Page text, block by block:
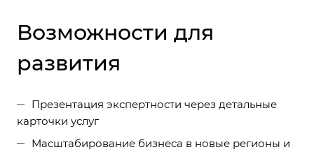
Возможности для
развития
Презентация экспертности через детальные
карточки услуг
Масштабирование бизнеса в новые регионы и